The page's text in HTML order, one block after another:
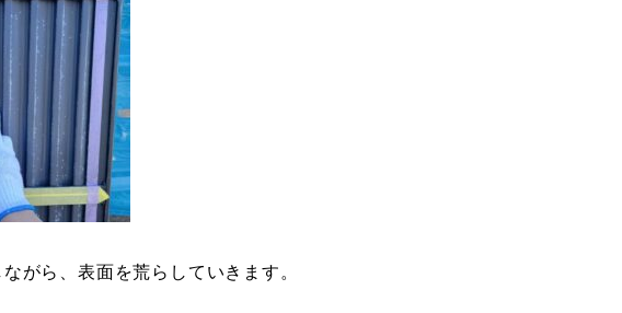
がら、表面を荒らしていきます。